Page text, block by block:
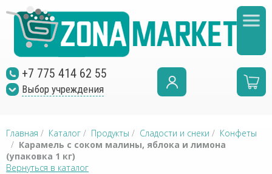
+7 775 414 62 55
Выбор учреждения
Главная / Каталог / Продукты / Сладости и снеки / Конфеты
/ Карамель с соком малины, яблока и лимона
(упаковка 1 кг)
Вернуться в каталог